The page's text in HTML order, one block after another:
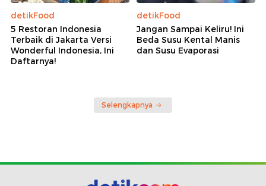
detikFood
5 Restoran Indonesia
Terbaik di Jakarta Versi
Wonderful Indonesia, Ini
Daftarnya!
detikFood
Jangan Sampai Keliru! Ini
Beda Susu Kental Manis
dan Susu Evaporasi
Selengkapnya